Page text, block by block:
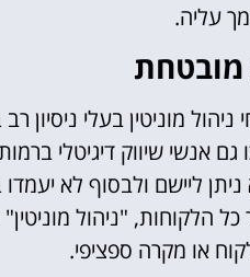
עליה.
מובטחת
מוניטין בעלי ניסיון
גם אנשי שיווק דיגיטלי
ליישם ולבסוף לא
כל הלקוחות, "ניהול
או מקרה ספציפי.